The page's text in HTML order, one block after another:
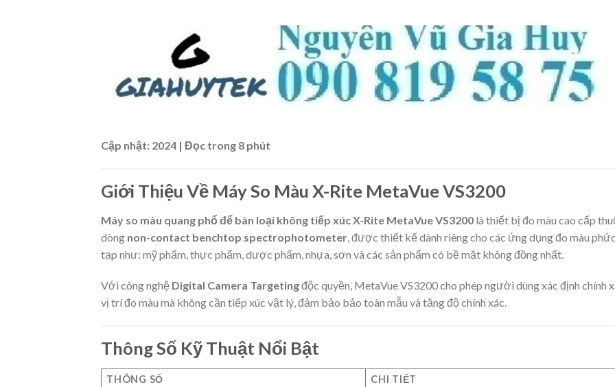
Cập nhật: 2024 | Đọc trong 8 phút
Giới Thiệu Về Máy So Màu X-Rite MetaVue VS3200
Máy so màu quang phổ để bàn loại không tiếp xúc X-Rite MetaVue VS3200 là thiết bị đo màu cao cấp
dòng non-contact benchtop spectrophotometer , được thiết kế dành riêng cho các ứng dụng đo màu phức
tạp như: mỹ phẩm, thực phẩm, dược phẩm, nhựa, sơn và các sản phẩm có bề mặt không đồng nhất.
Với công nghệ Digital Camera Targetingđộc quyền, MetaVue VS3200 cho phép người dùng xác định chính
vị trí đo màu mà không cần tiếp xúc vật lý, đảm bảo bảo toàn mẫu và tăng độ chính xác.
Thông Số Kỹ Thuật Nổi Bật
THÔNG SỐ
CHI TIẾT